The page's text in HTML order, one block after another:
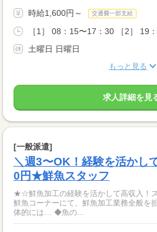
時給1,600円～ 交通費一部支給
［1］ 08：15〜17：30 ［2］ 19
土曜日 日曜日
もっと見る
求人詳細を見
[一般派遣]
＼週3〜OK！経験を活かし
0円★鮮魚スタッフ
★☆鮮魚加工の経験を活かして高収入！
鮮魚コーナーにて、鮮魚加工業務全般を担
体的には… ◆魚の...